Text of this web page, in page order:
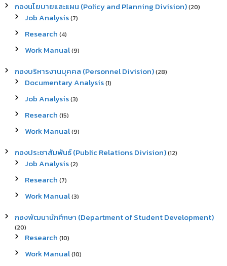
กองนโยบายและแผน (Policy and Planning Division)(20)
Job Analysis(7)
Research (4)
Work Manual(9)
กองบริหารงานบุคคล (Personnel Division)(28)
Documentary Analysis(1)
Job Analysis(3)
Research (15)
Work Manual(9)
กองประชาสัมพันธ์ (Public Relations Division)(12)
Job Analysis(2)
Research (7)
Work Manual(3)
กองพัฒนานักศึกษา (Department of Student Development)
(20)
Research (10)
Work Manual(10)